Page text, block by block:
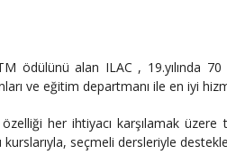
ödülünü alan ILAC , 19.yılında
ve eğitim departmanı ile en iyi
her ihtiyacı karşılamak
seçmeli dersleriyle